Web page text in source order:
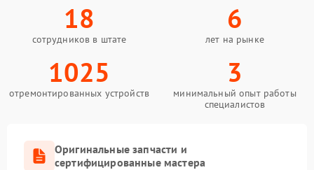
18
сотрудников в штате
6
лет на рынке
1025
отремонтированных устройств
3
минимальный опыт работы
специалистов
Оригинальные запчасти и
сертифицированные мастера